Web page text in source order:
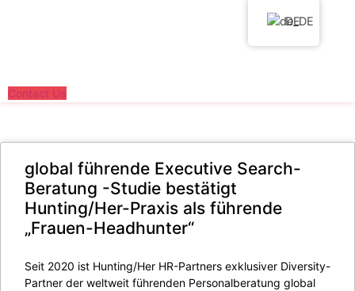
Contact Us
global führende Executive Search-
Beratung -Studie bestätigt
Hunting/Her-Praxis als führende
„Frauen-Headhunter“
Seit 2020 ist Hunting/Her HR-Partners exklusiver Diversity-
Partner der weltweit führenden Personalberatung global
DE